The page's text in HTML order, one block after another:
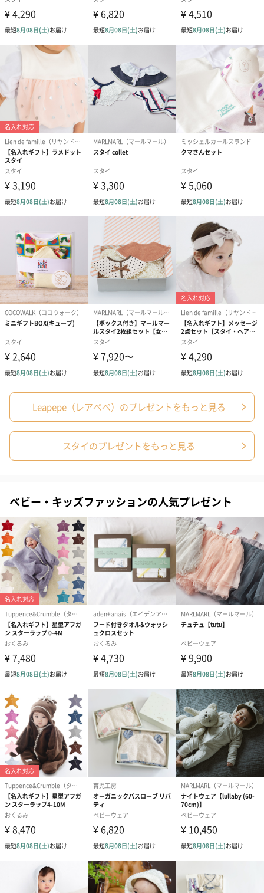
あり（280円）
メッセージカード（通常・写真・グリーティング）
誕生日や結婚祝い・出産祝いなど、様々なシーンのメッセージカ
ードを同梱します。
メッセージカードや封筒のデザインは一部変更する場合がありま
す。
写真付きメッセージカ
ード（680円）
写真付きメッセージカ
ード（Thank you）ピ
ンク（680円）
【誕生日】
Birthday ホワ
刷なし）（
ラッピング
ギフトラッピングを施してお届けします。
円）
ク）L（600円）
のしカード
商品の形質上、のしを直接添付できない商品にのし風のカードを
同梱します。
※のし下はご記入いただけません。
※カードのデザインは一部変更する場合があります。
結婚祝い（御結婚御
祝）（110円）
出産祝い（御出産御
祝）（110円）
内祝い_蝶結
（110円）
出産祝いちょい足しギフト
出産祝いギフトへの＋αにおすすめです。お母様にもお子様にも嬉
しいギフトオプションをご用意いたしました。
商品と同梱してお届けいたします。
Leapepe（レアぺぺ）のプレゼントをもっと見る
スタイのプレゼントをもっと見る
ベビー・キッズファッションの人気プレゼント